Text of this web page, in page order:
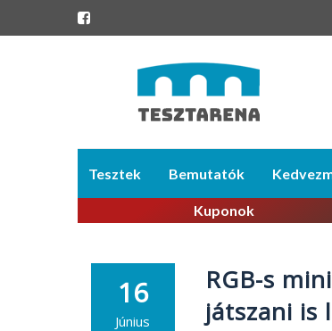
content
Tesztek Bemutatók
Kuponok
16
Június
RGB-s
játszani is